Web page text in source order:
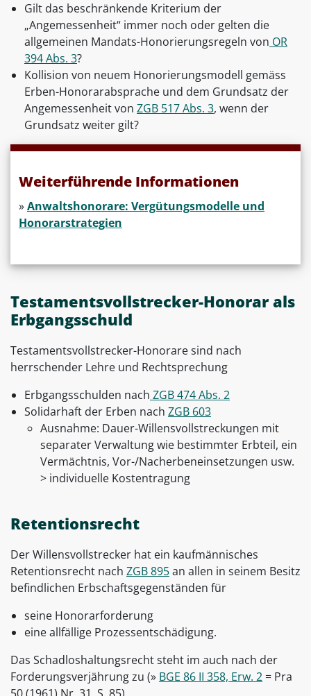
Gilt das beschränkende Kriterium der
„Angemessenheit“ immer noch oder gelten die
allgemeinen Mandats-Honorierungsregeln von OR
394 Abs. 3?
Kollision von neuem Honorierungsmodell gemäss
Erben-Honorarabsprache und dem Grundsatz der
Angemessenheit von ZGB 517 Abs. 3, wenn der
Grundsatz weiter gilt?
Weiterführende Informationen
»Anwaltshonorare: Vergütungsmodelle und
Honorarstrategien
Testamentsvollstrecker-Honorar als
Erbgangsschuld
Testamentsvollstrecker-Honorare sind nach
herrschender Lehre und Rechtsprechung
Erbgangsschulden nach ZGB 474 Abs. 2
Solidarhaft der Erben nach ZGB 603
Ausnahme: Dauer-Willensvollstreckungen mit
separater Verwaltung wie bestimmter Erbteil, ein
Vermächtnis, Vor-/Nacherbeneinsetzungen usw.
> individuelle Kostentragung
Retentionsrecht
Der Willensvollstrecker hat ein kaufmännisches
Retentionsrecht nach ZGB 895an allen in seinem Besitz
befindlichen Erbschaftsgegenständen für
seine Honorarforderung
eine allfällige Prozessentschädigung.
Das Schadloshaltungsrecht steht im auch nach der
Forderungsverjährung zu (» BGE 86 II 358, Erw. 2 = Pra